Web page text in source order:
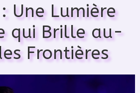
Une Lumière
qui Brille au-
Frontières